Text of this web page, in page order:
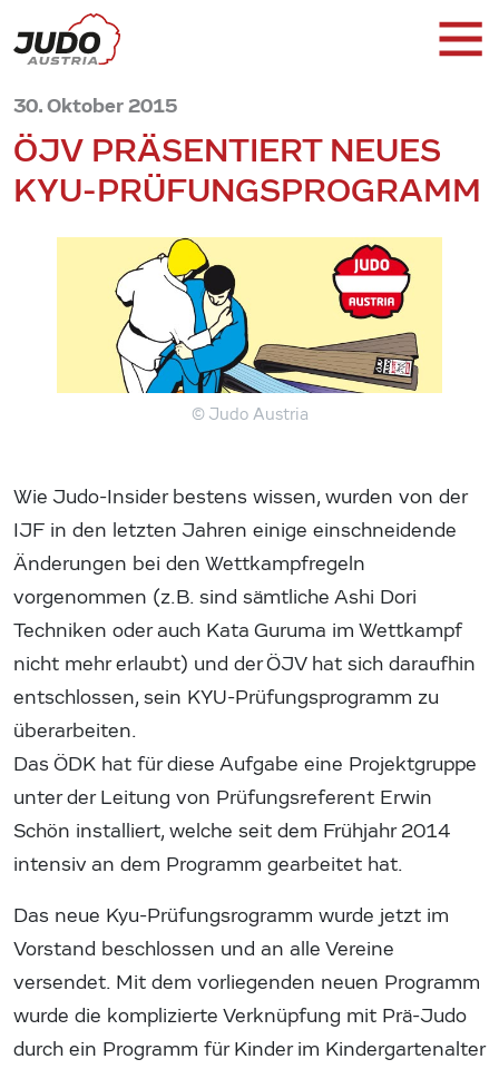
30. Oktober 2015
ÖJV PRÄSENTIERT NEUES
KYU-PRÜFUNGSPROGRAMM
© Judo Austria
Wie Judo-Insider bestens wissen, wurden von der
IJF in den letzten Jahren einige einschneidende
Änderungen bei den Wettkampfregeln
vorgenommen (z.B. sind sämtliche Ashi Dori
Techniken oder auch Kata Guruma im Wettkampf
nicht mehr erlaubt) und der ÖJV hat sich daraufhin
entschlossen, sein KYU-Prüfungsprogramm zu
überarbeiten.
Das ÖDK hat für diese Aufgabe eine Projektgruppe
unter der Leitung von Prüfungsreferent Erwin
Schön installiert, welche seit dem Frühjahr 2014
intensiv an dem Programm gearbeitet hat.
Das neue Kyu-Prüfungsrogramm wurde jetzt im
Vorstand beschlossen und an alle Vereine
versendet. Mit dem vorliegenden neuen Programm
wurde die komplizierte Verknüpfung mit Prä-Judo
durch ein Programm für Kinder im Kindergartenalter